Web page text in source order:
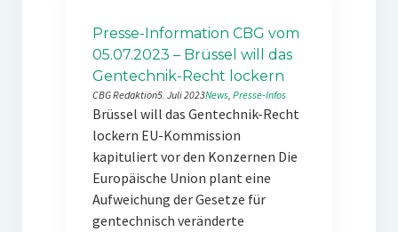
Presse-Information CBG vom
05.07.2023 – Brüssel will das
Gentechnik-Recht lockern
CBG Redaktion5. Juli 2023News, Presse-Infos
Brüssel will das Gentechnik-Recht
lockern EU-Kommission
kapituliert vor den Konzernen Die
Europäische Union plant eine
Aufweichung der Gesetze für
gentechnisch veränderte